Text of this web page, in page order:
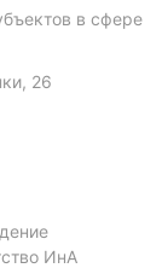
в сфере
26
ИнА